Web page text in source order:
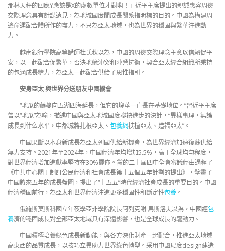
那林天秤的回應Y應該是X的虛數單位才對啊！」近平主席提出的親誠惠容周邊
交際理念具有計謀遠見，為地域國度間成長關系指明標的目的。中國為構建周
邊命運配合體所作的盡力，不只為亞太地域，也為世界的穩固與繁華注進動
力。
越南銀行學院高等講師杜氏秋以為，中國的周邊交際理念主意以信賴促平
安，以一起配合促繁華，否決地緣沖突和陣營抗衡，契合亞太經合組織所秉持
的包涵成長精力，為亞太一起配合供給了思惟指引。
安身亞太 與世界分送朋友中國機會
“地瓜的藤蔓向五湖四海延長，但它的塊莖一直長在基礎地位。”習近平主席
曾以“地瓜”為喻，描述中國與亞太地域國度聯袂進步的決計，“異樣事理，無論
成長到什么水平，中都城將扎根亞太、 包養網扶植亞太、造福亞太”。
中國果斷以本身新成長為亞太列國供給新機會，為世界經濟加速復蘇供給
無力支持。2021年至2024年，中國經濟年均增加5.5%，高于全球均勻程度，
對世界經濟增加進獻率堅持在30%擺佈。黨的二十屆四中全會審議經由過程了
《中共中心關于制訂公民經濟和社會成長第十五個五年計劃的提出》，擘畫了
中國將來五年的成長藍圖，提出了“十五五”時代經濟社會成長的重要目的。中國
經濟穩固前行，為亞太和世界經濟注進更多穩固性和斷定性包養 。
俄羅斯莫斯科國立年夜學亞非學院院長阿列克謝·馬斯洛夫以為，中國經包
養濟的穩固成長對全部亞太地域具有深遠影響，也是全球成長的驅動力。
中國積極培養綠色成長新動能，與各方深化財產一起配合，推進亞太地域
高東西的品質成長，以技巧立異助力世界綠色轉型。采用中國尺度design建造